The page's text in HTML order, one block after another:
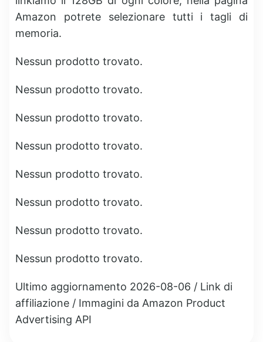
Amazon potrete selezionare tutti i tagli di
memoria.
Nessun prodotto trovato.
Nessun prodotto trovato.
Nessun prodotto trovato.
Nessun prodotto trovato.
Nessun prodotto trovato.
Nessun prodotto trovato.
Nessun prodotto trovato.
Nessun prodotto trovato.
Ultimo aggiornamento 2026-08-06 / Link di
affiliazione / Immagini da Amazon Product
Advertising API